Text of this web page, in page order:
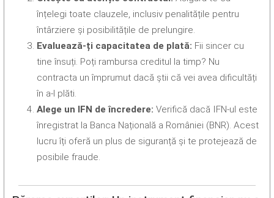
înțelegi toate clauzele, inclusiv penalitățile pentru
întârziere și posibilitățile de prelungire.
Evaluează-ți capacitatea de plată: Fii sincer cu
tine însuți. Poți rambursa creditul la timp? Nu
contracta un împrumut dacă știi că vei avea dificultăți
în a-l plăti.
Alege un IFN de încredere: Verifică dacă IFN-ul este
înregistrat la Banca Națională a României (BNR). Acest
lucru îți oferă un plus de siguranță și te protejează de
posibile fraude.